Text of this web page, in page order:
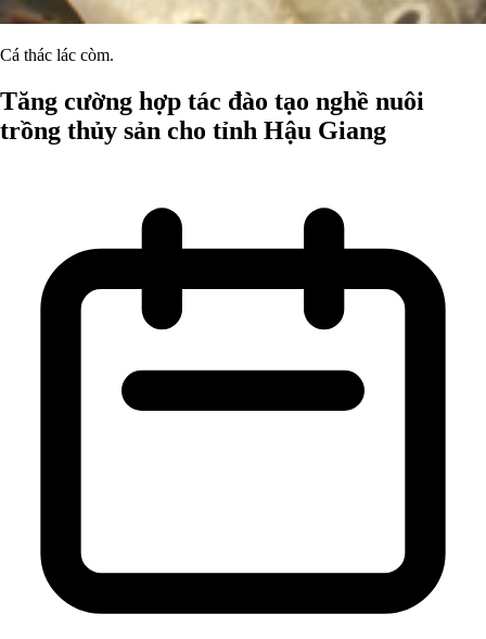
Cá thác lác còm.
Tăng cường hợp tác đào tạo nghề nuôi
trồng thủy sản cho tỉnh Hậu Giang